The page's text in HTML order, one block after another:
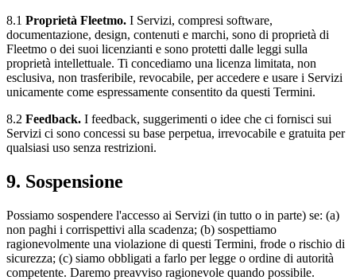
8.1 Proprietà Fleetmo. I Servizi, compresi software,
documentazione, design, contenuti e marchi, sono di proprietà di
Fleetmo o dei suoi licenzianti e sono protetti dalle leggi sulla
proprietà intellettuale. Ti concediamo una licenza limitata, non
esclusiva, non trasferibile, revocabile, per accedere e usare i Servizi
unicamente come espressamente consentito da questi Termini.
8.2 Feedback. I feedback, suggerimenti o idee che ci fornisci sui
Servizi ci sono concessi su base perpetua, irrevocabile e gratuita per
qualsiasi uso senza restrizioni.
9. Sospensione
Possiamo sospendere l'accesso ai Servizi (in tutto o in parte) se: (a)
non paghi i corrispettivi alla scadenza; (b) sospettiamo
ragionevolmente una violazione di questi Termini, frode o rischio di
sicurezza; (c) siamo obbligati a farlo per legge o ordine di autorità
competente. Daremo preavviso ragionevole quando possibile.